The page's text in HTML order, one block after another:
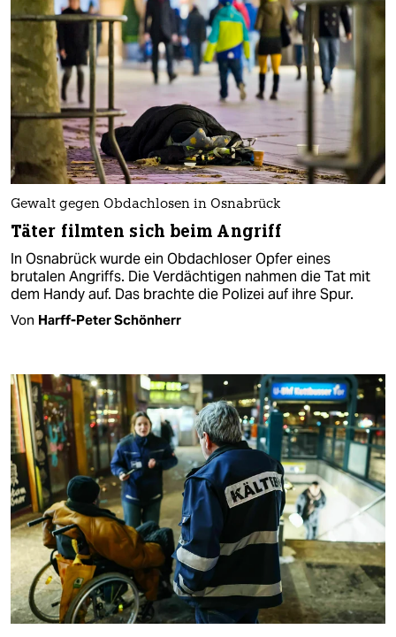
Gewalt gegen Obdachlosen in Osnabrück
Täter filmten sich beim Angriff
In Osnabrück wurde ein Obdachloser Opfer eines
brutalen Angriffs. Die Verdächtigen nahmen die Tat mit
dem Handy auf. Das brachte die Polizei auf ihre Spur.
Von Harff-Peter Schönherr